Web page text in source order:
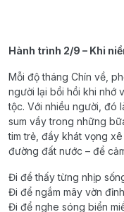
Hành trình 2/9 – Khi
Mỗi độ tháng Chín về,
người lại bồi hồi khi nhớ
tộc. Với nhiều người, đó
sum vầy trong những
tim trẻ, đầy khát vọng
đường đất nước – để
Đi để thấy từng nhịp
Đi để ngắm mây vờn
Đi để nghe sóng biển